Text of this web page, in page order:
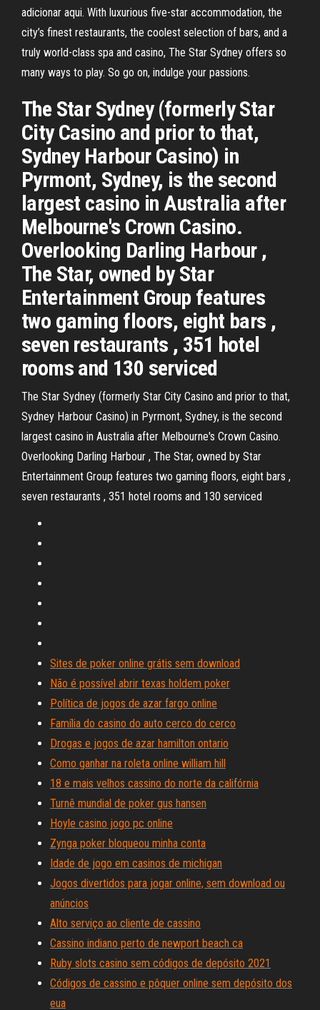
adicionar aqui. With luxurious five-star accommodation, the
city’s finest restaurants, the coolest selection of bars, and a
truly world-class spa and casino, The Star Sydney offers so
many ways to play. So go on, indulge your passions.
The Star Sydney (formerly Star
City Casino and prior to that,
Sydney Harbour Casino) in
Pyrmont, Sydney, is the second
largest casino in Australia after
Melbourne's Crown Casino.
Overlooking Darling Harbour ,
The Star, owned by Star
Entertainment Group features
two gaming floors, eight bars ,
seven restaurants , 351 hotel
rooms and 130 serviced
The Star Sydney (formerly Star City Casino and prior to that,
Sydney Harbour Casino) in Pyrmont, Sydney, is the second
largest casino in Australia after Melbourne's Crown Casino.
Overlooking Darling Harbour , The Star, owned by Star
Entertainment Group features two gaming floors, eight bars ,
seven restaurants , 351 hotel rooms and 130 serviced
Sites de poker online grátis sem download
Não é possível abrir texas holdem poker
Política de jogos de azar fargo online
Família do casino do auto cerco do cerco
Drogas e jogos de azar hamilton ontario
Como ganhar na roleta online william hill
18 e mais velhos cassino do norte da califórnia
Turnê mundial de poker gus hansen
Hoyle casino jogo pc online
Zynga poker bloqueou minha conta
Idade de jogo em casinos de michigan
Jogos divertidos para jogar online, sem download ou
anúncios
Alto serviço ao cliente de cassino
Cassino indiano perto de newport beach ca
Ruby slots casino sem códigos de depósito 2021
Códigos de cassino e pôquer online sem depósito dos
eua